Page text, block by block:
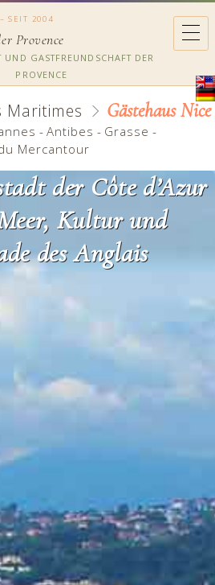
SEIT 2004
Provence
UND GASTFREUNDSCHAFT DER
PROVENCE
Maritimes Gästehaus Nice
- Antibes - Grasse -
Mercantour
der Côte d’Azur
Kultur und
des Anglais